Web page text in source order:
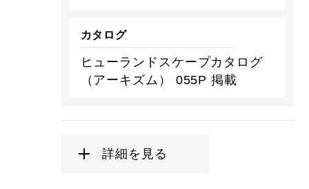
カタログ
ヒューランドスケープカタログ
（アーキズム） 055P 掲載
詳細を見る